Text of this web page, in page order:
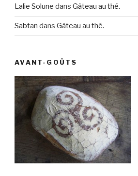
Lalie Solune dans Gâteau au thé.
Sabtan dans Gâteau au thé.
AVANT-GOÛTS